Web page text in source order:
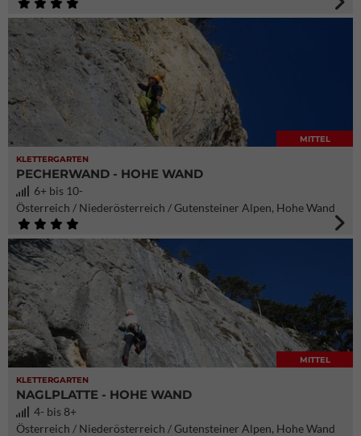
KLETTERGARTEN
MITTEL
PECHERWAND - HOHE WAND
6+ bis 10-
Österreich / Niederösterreich / Gutensteiner Alpen, Hohe Wand
KLETTERGARTEN
MITTEL
NAGLPLATTE - HOHE WAND
4- bis 8+
Österreich / Niederösterreich / Gutensteiner Alpen, Hohe Wand